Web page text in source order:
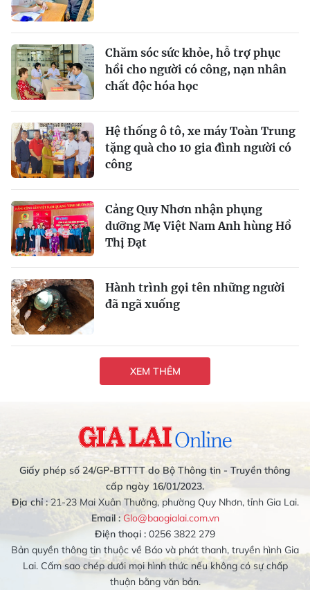
Chăm sóc sức khỏe, hỗ trợ phục
hồi cho người có công, nạn nhân
chất độc hóa học
Hệ thống ô tô, xe máy Toàn Trung
tặng quà cho 10 gia đình người có
công
Cảng Quy Nhơn nhận phụng
dưỡng Mẹ Việt Nam Anh hùng Hồ
Thị Đạt
Hành trình gọi tên những người
đã ngã xuống
XEM THÊM
Giấy phép số 24/GP-BTTTT do Bộ Thông tin - Truyền thông
cấp ngày 16/01/2023.
Địa chỉ :21-23 Mai Xuân Thưởng, phường Quy Nhơn, tỉnh Gia Lai.
Email : Glo@baogialai.com.vn
Điện thoại : 0256 3822 279
Bản quyền thông tin thuộc về Báo và phát thanh, truyền hình Gia
Lai. Cấm sao chép dưới mọi hình thức nếu không có sự chấp
thuận bằng văn bản.